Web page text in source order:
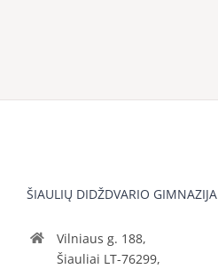
ŠIAULIŲ DIDŽDVARIO GIMNAZIJA
Vilniaus g. 188,
Šiauliai LT-76299,